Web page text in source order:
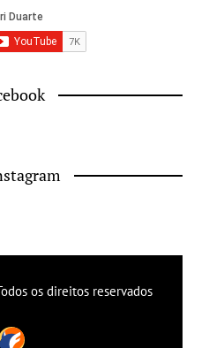
os direitos reservados